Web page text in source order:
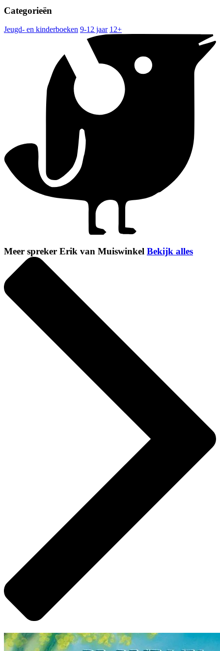
Categorieën
Jeugd- en kinderboeken 9-12 jaar 12+
Meer spreker Erik van Muiswinkel Bekijk alles